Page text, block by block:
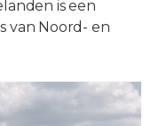
is een
van Noord- en